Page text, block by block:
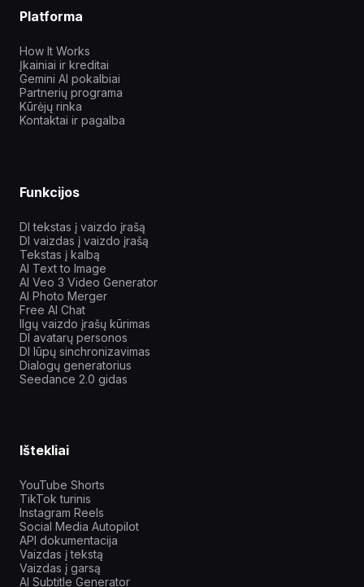
Platforma
How It Works
Įkainiai ir kreditai
Gemini AI pokalbiai
Partnerių programa
Kūrėjų rinka
Kontaktai ir pagalba
Funkcijos
DI tekstas į vaizdo įrašą
DI vaizdas į vaizdo įrašą
Tekstas į kalbą
AI Text to Image
AI Veo 3 Video Generator
AI Photo Merger
Free AI Chat
Ilgų vaizdo įrašų kūrimas
DI avatarų personos
DI lūpų sinchronizavimas
Dialogų generatorius
Seedance 2.0 gidas
Ištekliai
YouTube Shorts
TikTok turinis
Instagram Reels
Social Media Autopilot
API dokumentacija
Vaizdas į tekstą
Vaizdas į garsą
AI Subtitle Generator